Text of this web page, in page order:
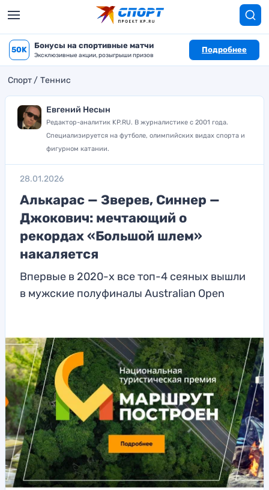
50K Бонусы на спортивные матчи
Эксклюзивные акции, розыгрыши призов
Подробнее
Спорт Теннис
Евгений Несын
Редактор-аналитик KP.RU. В журналистике с 2001 года.
Специализируется на футболе, олимпийских видах спорта и
фигурном катании.
28.01.2026
Алькарас — Зверев, Синнер —
Джокович: мечтающий о
рекордах «Большой шлем»
накаляется
Впервые в 2020-х все топ-4 сеяных вышли
в мужские полуфиналы Australian Open